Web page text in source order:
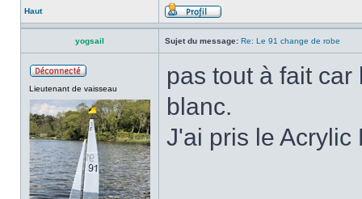
Haut
yogsail Sujet du message: Re: Le 91 change de robe
Lieutenant de vaisseau
pas tout à fait
blanc.
J'ai pris le Acrylic